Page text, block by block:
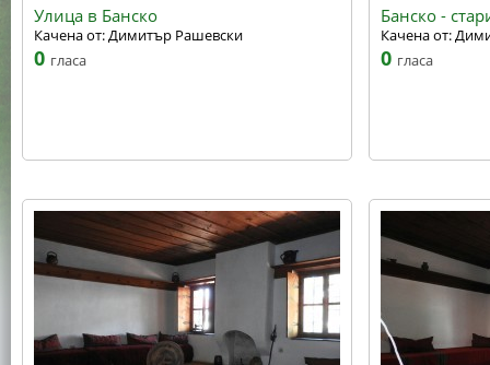
Улица в Банско
Качена от: Димитър Рашевски
0 гласа
Банско -
Качена от:
0 гласа